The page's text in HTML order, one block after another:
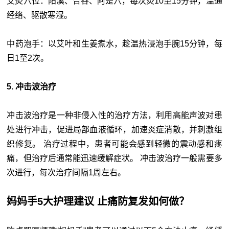
经络、驱散寒湿。
中药泡手：以艾叶和生姜煮水，趁温热浸泡手腕15分钟，每
日1至2次。
5. 冲击波治疗
冲击波治疗是一种非侵入性的治疗方法，利用高能声波对患
处进行冲击，促进局部血液循环，加速炎症消散，并刺激组
织修复。 治疗过程中，患者可能会感到轻微的震动感和疼
痛，但治疗后通常能迅速缓解症状。 冲击波治疗一般需要多
次进行，每次治疗间隔1周左右。
妈妈手5大护理建议 止痛防复发如何做？